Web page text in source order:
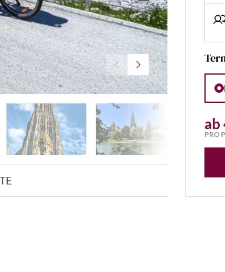
© Timo Christ
ab
PRO